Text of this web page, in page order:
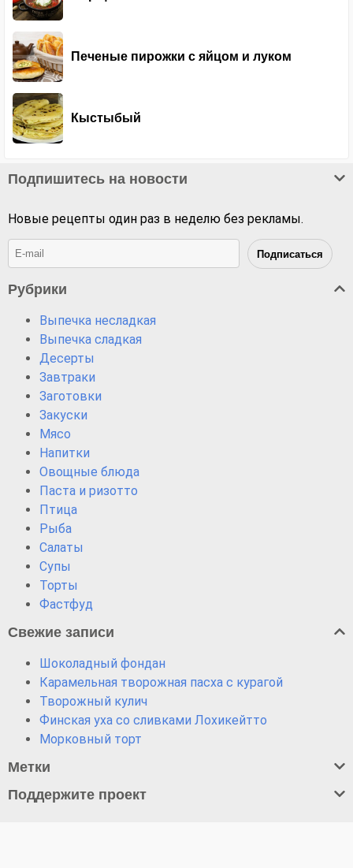
Печеные пирожки с яйцом и луком
Кыстыбый
Подпишитесь на новости
Новые рецепты один раз в неделю без рекламы.
Рубрики
Выпечка несладкая
Выпечка сладкая
Десерты
Завтраки
Заготовки
Закуски
Мясо
Напитки
Овощные блюда
Паста и ризотто
Птица
Рыба
Салаты
Супы
Торты
Фастфуд
Свежие записи
Шоколадный фондан
Карамельная творожная пасха с курагой
Творожный кулич
Финская уха со сливками Лохикейтто
Морковный торт
Метки
Поддержите проект